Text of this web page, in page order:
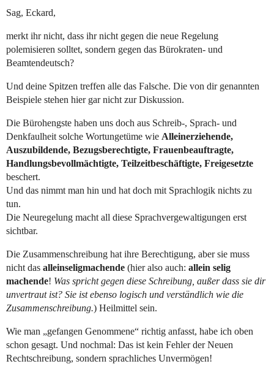
Sag, Eckard,
merkt ihr nicht, dass ihr nicht gegen die neue Regelung
polemisieren solltet, sondern gegen das Bürokraten- und
Beamtendeutsch?
Und deine Spitzen treffen alle das Falsche. Die von dir genannten
Beispiele stehen hier gar nicht zur Diskussion.
Die Bürohengste haben uns doch aus Schreib-, Sprach- und
Denkfaulheit solche Wortungetüme wie Alleinerziehende,
Auszubildende, Bezugsberechtigte, Frauenbeauftragte,
Handlungsbevollmächtigte, Teilzeitbeschäftigte, Freigesetzte
beschert.
Und das nimmt man hin und hat doch mit Sprachlogik nichts zu
tun.
Die Neuregelung macht all diese Sprachvergewaltigungen erst
sichtbar.
Die Zusammenschreibung hat ihre Berechtigung, aber sie muss
nicht das alleinseligmachende (hier also auch: allein selig
machende! Was spricht gegen diese Schreibung, außer dass sie dir
unvertraut ist? Sie ist ebenso logisch und verständlich wie die
Zusammenschreibung.) Heilmittel sein.
Wie man „gefangen Genommene“ richtig anfasst, habe ich oben
schon gesagt. Und nochmal: Das ist kein Fehler der Neuen
Rechtschreibung, sondern sprachliches Unvermögen!